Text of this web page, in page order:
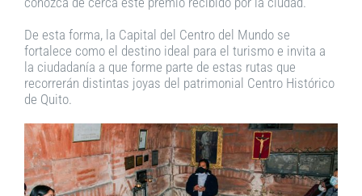
De esta forma, la Capital del Centro del Mundo se
fortalece como el destino ideal para el turismo e invita a
la ciudadanía a que forme parte de estas rutas que
recorrerán distintas joyas del patrimonial Centro Histórico
de Quito.